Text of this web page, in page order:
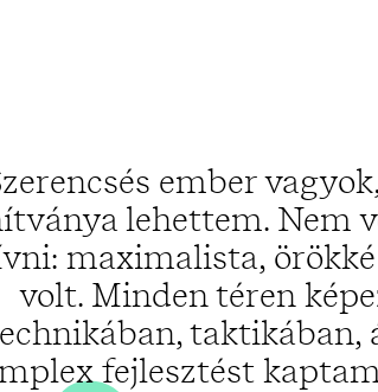
ember
lehettem. Nem
maximalista,
volt. Minden téren
taktikában,
fejlesztést